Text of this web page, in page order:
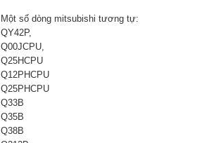
Một số dòng mitsubishi tương tự:
QY42P,
Q00JCPU,
Q25HCPU
Q12PHCPU
Q25PHCPU
Q33B
Q35B
Q38B